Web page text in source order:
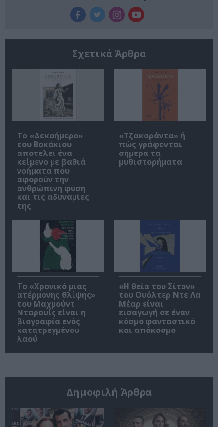
Σχετικά Άρθρα
Το «Δεκαήμερο»
του Βοκάκιου
αποτελεί ένα
κείμενο με βαθιά
νοήματα που
αφορούν την
ανθρώπινη φύση
και τις αδυναμίες
της
«Τζακαράντα» ή
πώς γράφονται
σήμερα τα
μυθιστορήματα
Το «Χρονικό μιας
ατέρμονης θλίψης»
του Μαχμούντ
Νταρουίς είναι η
βιογραφία ενός
κατατρεγμένου
λαού
«Η θεία του Σίτον»
του Ουόλτερ Ντε Λα
Μέαρ είναι
εισαγωγή σε έναν
κόσμο φανταστικό
και απόκοσμο
Δημοφιλή Άρθρα